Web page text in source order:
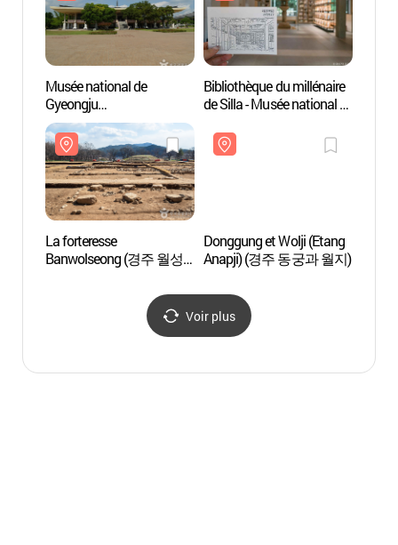
Musée national de
Gyeongju
(국립경주박물관)
Bibliothèque du millénaire
de Silla - Musée national de
(국립경주박물관
신라천년서고)
La forteresse
Banwolseong (경주 월성-
Donggung et Wolji (Etang
Anapji) (경주 동궁과 월지)
Voir plus